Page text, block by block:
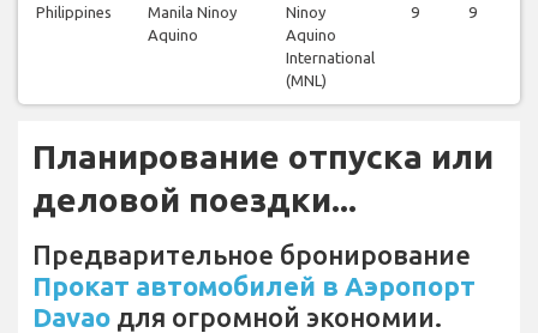
Philippines
Manila Ninoy
Aquino
Ninoy
Aquino
International
(MNL)
9 9
Планирование отпуска или
деловой поездки...
Предварительное бронирование
Прокат автомобилей в Аэропорт
Davao для огромной экономии.